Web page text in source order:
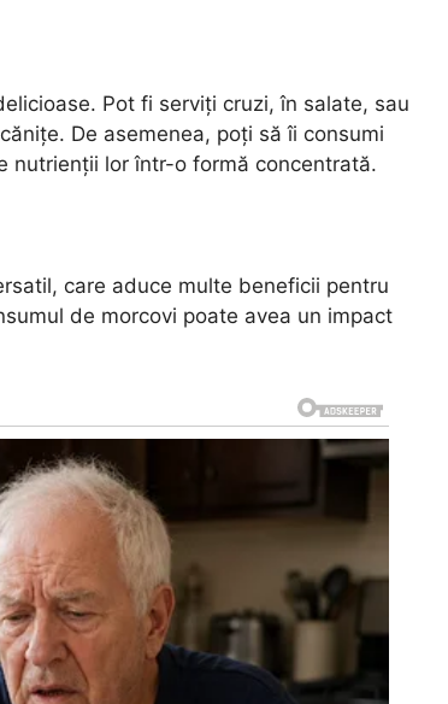
Pot fi serviți cruzi, în salate, sau
De asemenea, poți să îi consumi
nutrienții lor într-o formă concentrată.
care aduce multe beneficii pentru
de morcovi poate avea un impact